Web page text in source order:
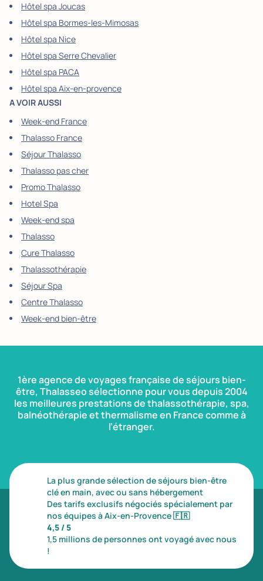
Hôtel spa Joucas
Hôtel spa Bormes-les-Mimosas
Hôtel spa Nice
Hôtel spa Serre Chevalier
Hôtel spa PACA
Hôtel spa Aix-en-provence
A VOIR AUSSI
Week-end France
Thalasso France
Séjour Thalasso
Thalasso pas cher
Promo Thalasso
Hotel Spa
Week-end spa
Thalasso
Cure Thalasso
Thalassothérapie
Séjour Spa
Centre Thalasso
Week-end bien-être
1ère agence de voyages française de séjours bien-
être, Thalasseo sélectionne pour vous depuis 2004
les meilleures prestations de thalassothérapie, spa,
balnéothérapie et thermalisme en France comme à
l’étranger.
La plus grande sélection de séjours bien-être
clé en main, avec ou sans hébergement
Des tarifs exclusifs négociés spécialement par
nos équipes à Aix-en-Provence🇫🇷
4,5 / 5
1,5 millions de personnes ont voyagé avec nous
!